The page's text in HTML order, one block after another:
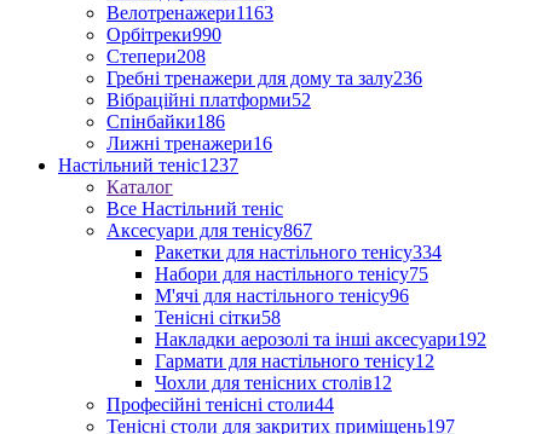
Велотренажери1163
Орбітреки990
Степери208
Гребні тренажери для дому та залу236
Вібраційні платформи52
Спінбайки186
Лижні тренажери16
Настільний теніс1237
Каталог
Все Настільний теніс
Аксесуари для тенісу867
Ракетки для настільного тенісу334
Набори для настільного тенісу75
М'ячі для настільного тенісу96
Тенісні сітки58
Накладки аерозолі та інші аксесуари192
Гармати для настільного тенісу12
Чохли для тенісних столів12
Професійні тенісні столи44
Тенісні столи для закритих приміщень197